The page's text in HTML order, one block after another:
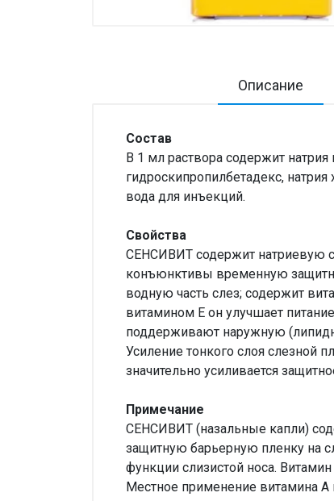
Описание
Состав
В 1 мл раствора содержит
гидроскипропилбетадекс, натрия
вода для инъекций.
Свойства
СЕНСИВИТ содержит натриевую
конъюнктивы временную
водную часть слез; содержит
витамином Е он улучшает
поддерживают наружную
Усиление тонкого слоя слезной
значительно усиливается
Примечание
СЕНСИВИТ (назальные капли)
защитную барьерную пленку на
функции слизистой носа.
Местное применение витамина А